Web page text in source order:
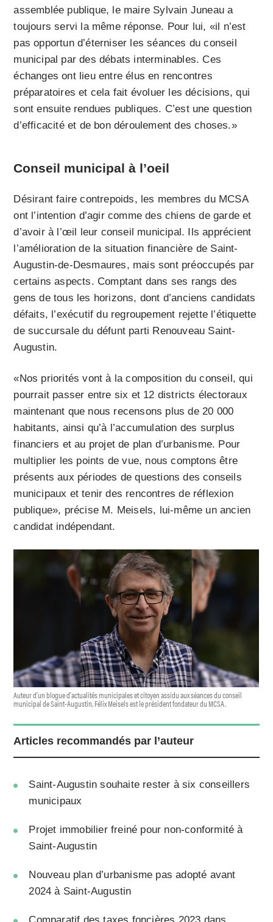
assemblée publique, le maire Sylvain Juneau a
toujours servi la même réponse. Pour lui, «il n’est
pas opportun d’éterniser les séances du conseil
municipal par des débats interminables. Ces
échanges ont lieu entre élus en rencontres
préparatoires et cela fait évoluer les décisions, qui
sont ensuite rendues publiques. C’est une question
d’efficacité et de bon déroulement des choses.»
Conseil municipal à l’oeil
Désirant faire contrepoids, les membres du MCSA
ont l’intention d’agir comme des chiens de garde et
d’avoir à l’œil leur conseil municipal. Ils apprécient
l’amélioration de la situation financière de Saint-
Augustin-de-Desmaures, mais sont préoccupés par
certains aspects. Comptant dans ses rangs des
gens de tous les horizons, dont d’anciens candidats
défaits, l’exécutif du regroupement rejette l’étiquette
de succursale du défunt parti Renouveau Saint-
Augustin.
«Nos priorités vont à la composition du conseil, qui
pourrait passer entre six et 12 districts électoraux
maintenant que nous recensons plus de 20 000
habitants, ainsi qu’à l’accumulation des surplus
financiers et au projet de plan d’urbanisme. Pour
multiplier les points de vue, nous comptons être
présents aux périodes de questions des conseils
municipaux et tenir des rencontres de réflexion
publique», précise M. Meisels, lui-même un ancien
candidat indépendant.
Auteur d’un blogue d’actualités municipales et citoyen assidu aux séances du conseil
municipal de Saint-Augustin, Félix Meisels est le président fondateur du MCSA.
Articles recommandés par l’auteur
Saint-Augustin souhaite rester à six conseillers
municipaux
Projet immobilier freiné pour non-conformité à
Saint-Augustin
Nouveau plan d’urbanisme pas adopté avant
2024 à Saint-Augustin
Comparatif des taxes foncières 2023 dans